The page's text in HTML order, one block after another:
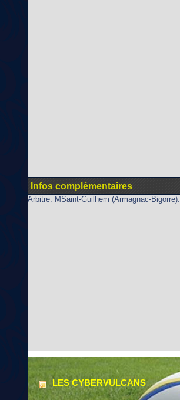
Infos complémentaires
Arbitre: MSaint-Guilhem (Armagnac-Bigorre).
LES CYBERVULCANS